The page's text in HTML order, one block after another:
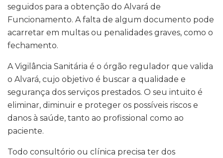
seguidos para a obtenção do Alvará de
Funcionamento. A falta de algum documento pode
acarretar em multas ou penalidades graves, como o
fechamento.
A Vigilância Sanitária é o órgão regulador que valida
o Alvará, cujo objetivo é buscar a qualidade e
segurança dos serviços prestados. O seu intuito é
eliminar, diminuir e proteger os possíveis riscos e
danos à saúde, tanto ao profissional como ao
paciente.
Todo consultório ou clínica precisa ter dos